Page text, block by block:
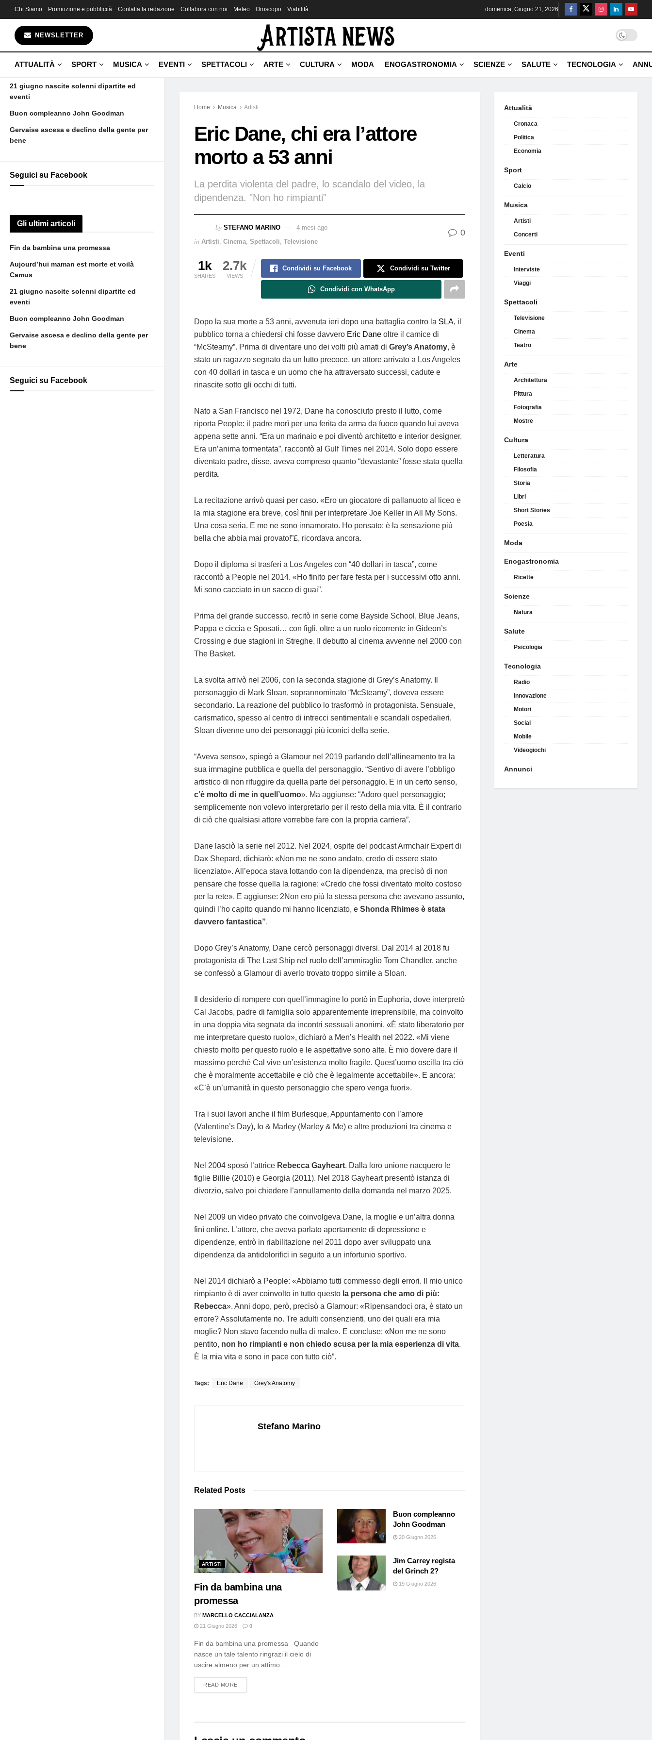
Gli ultimi articoli
Fin da bambina una promessa
Aujourd’hui maman est morte et voilà
Camus
21 giugno nascite solenni dipartite ed
eventi
Buon compleanno John Goodman
Gervaise ascesa e declino della gente per
bene
Seguici su Facebook
Gli ultimi articoli
Fin da bambina una promessa
Aujourd’hui maman est morte et voilà
Camus
21 giugno nascite solenni dipartite ed
eventi
Buon compleanno John Goodman
Gervaise ascesa e declino della gente per
bene
Seguici su Facebook
Chi Siamo Promozione e pubblicità Contatta la redazione Collabora con noi Meteo Oroscopo Viabilità domenica, Giugno 21, 2026
NEWSLETTER
ATTUALITÀ SPORT MUSICA EVENTI SPETTACOLI ARTE CULTURA MODA ENOGASTRONOMIA SCIENZE SALUTE TECNOLOGIA
Home Musica Artisti
Eric Dane, chi era l’attore
morto a 53 anni
La perdita violenta del padre, lo scandalo del video, la
dipendenza. "Non ho rimpianti"
by STEFANO MARINO
4 mesi ago
in Artisti Cinema Spettacoli Televisione
0
1k
SHARES
2.7k
VIEWS
Condividi su Facebook Condividi su Twitter
Condividi con WhatsApp
Dopo la sua morte a 53 anni, avvenuta ieri dopo una battaglia contro la SLA, il
pubblico torna a chiedersi chi fosse davvero Eric Dane oltre il camice di
“McSteamy”. Prima di diventare uno dei volti più amati di Grey’s Anatomy, è
stato un ragazzo segnato da un lutto precoce, un attore arrivato a Los Angeles
con 40 dollari in tasca e un uomo che ha attraversato successi, cadute e
rinascite sotto gli occhi di tutti.
Nato a San Francisco nel 1972, Dane ha conosciuto presto il lutto, come
riporta People: il padre morì per una ferita da arma da fuoco quando lui aveva
appena sette anni. “Era un marinaio e poi diventò architetto e interior designer.
Era un’anima tormentata”, raccontò al Gulf Times nel 2014. Solo dopo essere
diventato padre, disse, aveva compreso quanto “devastante” fosse stata quella
perdita.
La recitazione arrivò quasi per caso. «Ero un giocatore di pallanuoto al liceo e
la mia stagione era breve, così finii per interpretare Joe Keller in All My Sons.
Una cosa seria. E me ne sono innamorato. Ho pensato: è la sensazione più
bella che abbia mai provato!”£, ricordava ancora.
Dopo il diploma si trasferì a Los Angeles con “40 dollari in tasca”, come
raccontò a People nel 2014. «Ho finito per fare festa per i successivi otto anni.
Mi sono cacciato in un sacco di guai”.
Prima del grande successo, recitò in serie come Bayside School, Blue Jeans,
Pappa e ciccia e Sposati… con figli, oltre a un ruolo ricorrente in Gideon’s
Crossing e due stagioni in Streghe. Il debutto al cinema avvenne nel 2000 con
The Basket.
La svolta arrivò nel 2006, con la seconda stagione di Grey’s Anatomy. Il
personaggio di Mark Sloan, soprannominato “McSteamy”, doveva essere
secondario. La reazione del pubblico lo trasformò in protagonista. Sensuale,
carismatico, spesso al centro di intrecci sentimentali e scandali ospedalieri,
Sloan divenne uno dei personaggi più iconici della serie.
“Aveva senso», spiegò a Glamour nel 2019 parlando dell’allineamento tra la
sua immagine pubblica e quella del personaggio. “Sentivo di avere l’obbligo
artistico di non rifuggire da quella parte del personaggio. E in un certo senso,
c’è molto di me in quell’uomo». Ma aggiunse: “Adoro quel personaggio;
semplicemente non volevo interpretarlo per il resto della mia vita. È il contrario
di ciò che qualsiasi attore vorrebbe fare con la propria carriera”.
Dane lasciò la serie nel 2012. Nel 2024, ospite del podcast Armchair Expert di
Dax Shepard, dichiarò: «Non me ne sono andato, credo di essere stato
licenziato». All’epoca stava lottando con la dipendenza, ma precisò di non
pensare che fosse quella la ragione: «Credo che fossi diventato molto costoso
per la rete». E aggiunse: 2Non ero più la stessa persona che avevano assunto,
quindi l’ho capito quando mi hanno licenziato, e Shonda Rhimes è stata
davvero fantastica”.
Dopo Grey’s Anatomy, Dane cercò personaggi diversi. Dal 2014 al 2018 fu
protagonista di The Last Ship nel ruolo dell’ammiraglio Tom Chandler, anche
se confessò a Glamour di averlo trovato troppo simile a Sloan.
Il desiderio di rompere con quell’immagine lo portò in Euphoria, dove interpretò
Cal Jacobs, padre di famiglia solo apparentemente irreprensibile, ma coinvolto
in una doppia vita segnata da incontri sessuali anonimi. «È stato liberatorio per
me interpretare questo ruolo», dichiarò a Men’s Health nel 2022. «Mi viene
chiesto molto per questo ruolo e le aspettative sono alte. È mio dovere dare il
massimo perché Cal vive un’esistenza molto fragile. Quest’uomo oscilla tra ciò
che è moralmente accettabile e ciò che è legalmente accettabile». E ancora:
«C’è un’umanità in questo personaggio che spero venga fuori».
Tra i suoi lavori anche il film Burlesque, Appuntamento con l’amore
(Valentine’s Day), Io & Marley (Marley & Me) e altre produzioni tra cinema e
televisione.
Nel 2004 sposò l’attrice Rebecca Gayheart. Dalla loro unione nacquero le
figlie Billie (2010) e Georgia (2011). Nel 2018 Gayheart presentò istanza di
divorzio, salvo poi chiedere l’annullamento della domanda nel marzo 2025.
Nel 2009 un video privato che coinvolgeva Dane, la moglie e un’altra donna
finì online. L’attore, che aveva parlato apertamente di depressione e
dipendenze, entrò in riabilitazione nel 2011 dopo aver sviluppato una
dipendenza da antidolorifici in seguito a un infortunio sportivo.
Nel 2014 dichiarò a People: «Abbiamo tutti commesso degli errori. Il mio unico
rimpianto è di aver coinvolto in tutto questo la persona che amo di più:
Rebecca». Anni dopo, però, precisò a Glamour: «Ripensandoci ora, è stato un
errore? Assolutamente no. Tre adulti consenzienti, uno dei quali era mia
moglie? Non stavo facendo nulla di male». E concluse: «Non me ne sono
pentito, non ho rimpianti e non chiedo scusa per la mia esperienza di vita.
È la mia vita e sono in pace con tutto ciò”.
Tags: Eric Dane Grey's Anatomy
Stefano Marino
Related Posts
ARTISTI
Fin da bambina una
promessa
BY MARCELLO CACCIALANZA
21 Giugno 2026
0
Fin da bambina una promessa Quando
nasce un tale talento ringrazi il cielo di
uscire almeno per un attimo...
READ MOREDETAILS
Buon compleanno
John Goodman
20 Giugno 2026
Jim Carrey regista
del Grinch 2?
19 Giugno 2026
Attualità
Cronaca
Politica
Economia
Sport
Calcio
Musica
Artisti
Concerti
Eventi
Interviste
Viaggi
Spettacoli
Televisione
Cinema
Teatro
Arte
Architettura
Pittura
Fotografia
Mostre
Cultura
Letteratura
Filosofia
Storia
Libri
Short Stories
Poesia
Moda
Enogastronomia
Ricette
Scienze
Natura
Salute
Psicologia
Tecnologia
Radio
Innovazione
Motori
Social
Mobile
Videogiochi
Annunci